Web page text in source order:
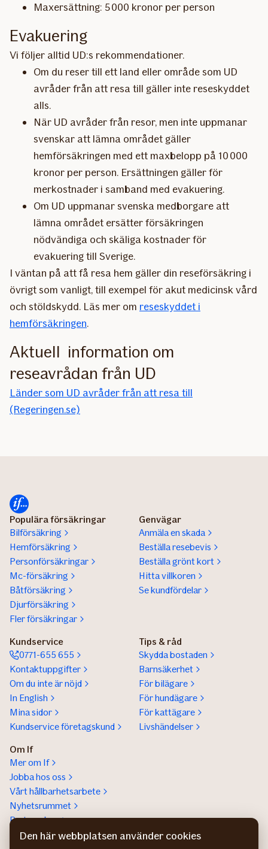
Maxersättning: 5 000 kronor per person
Evakuering
Vi följer alltid UD:s rekommendationer.
Om du reser till ett land eller område som UD
avråder från att resa till gäller inte reseskyddet
alls.
När UD avråder från resor, men inte uppmanar
svenskar att lämna området gäller
hemförsäkringen med ett maxbelopp på 10 000
kronor per person. Ersättningen gäller för
merkostnader i samband med evakuering.
Om UD uppmanar svenska medborgare att
lämna området ersätter försäkringen
nödvändiga och skäliga kostnader för
evakuering till Sverige.
I väntan på att få resa hem gäller din reseförsäkring i
övrigt som vanligt, till exempel för akut medicinsk vård
och stöldskydd. Läs mer om reseskyddet i
hemförsäkringen.
Aktuell information om
reseavrådan från UD
Länder som UD avråder från att resa till
(Regeringen.se)
Populära försäkringar
Bilförsäkring
Hemförsäkring
Personförsäkringar
Mc-försäkring
Båtförsäkring
Djurförsäkring
Fler försäkringar
Genvägar
Anmäla en skada
Beställa resebevis
Beställa grönt kort
Hitta villkoren
Se kundfördelar
Kundservice
0771-655 655
Kontaktuppgifter
Om du inte är nöjd
In English
Mina sidor
Kundservice företagskund
Tips & råd
Skydda bostaden
Barnsäkerhet
För bilägare
För hundägare
För kattägare
Livshändelser
Om If
Mer om If
Jobba hos oss
Vårt hållbarhetsarbete
Nyhetsrummet
Partnerskap
Help a lot award
Den här webbplatsen använder cookies